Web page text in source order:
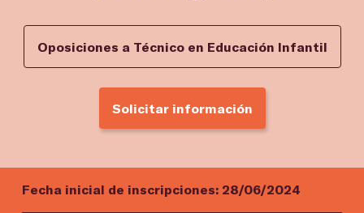
Oposiciones a Técnico en Educación Infantil
Solicitar información
Fecha inicial de inscripciones: 28/06/2024